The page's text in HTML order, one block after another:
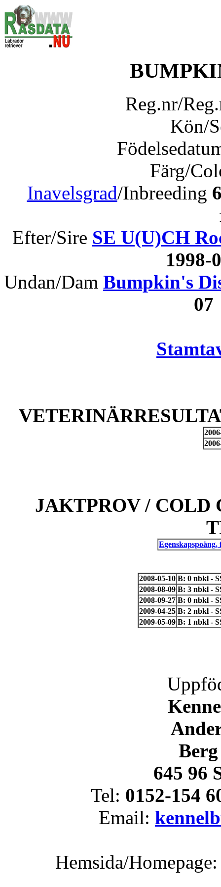
Reg.nr/
Kön/
Färg/
Inavelsgrad/Inbreeding
Efter/Sire SE U(U)CH
Undan/Dam Bumpkin's
JAKTPROV / COLD
2008-05-10 B: 0 nbkl -
2008-08-09 B: 3 nbkl -
2008-09-27 B: 0 nbkl -
2009-04-25 B: 2 nbkl -
2009-05-09 B: 1 nbkl -
645 96
Tel: 0152-154
Email:
Hemsida/